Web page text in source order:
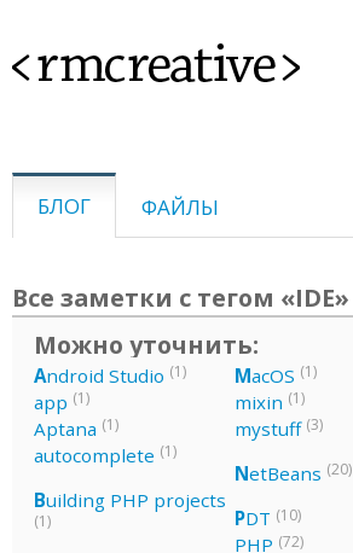
<rmcreative>
БЛОГ ФАЙЛЫ
Все заметки с тегом «IDE»
Можно уточнить:
Android Studio (1)
app (1)
Aptana (1)
autocomplete (1)
Building PHP projects
(1)
MacOS (1)
mixin (1)
mystuff (3)
NetBeans (20)
PDT (10)
PHP (72)